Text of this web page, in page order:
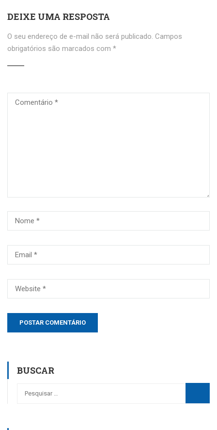
DEIXE UMA RESPOSTA
O seu endereço de e-mail não será publicado. Campos
obrigatórios são marcados com *
BUSCAR